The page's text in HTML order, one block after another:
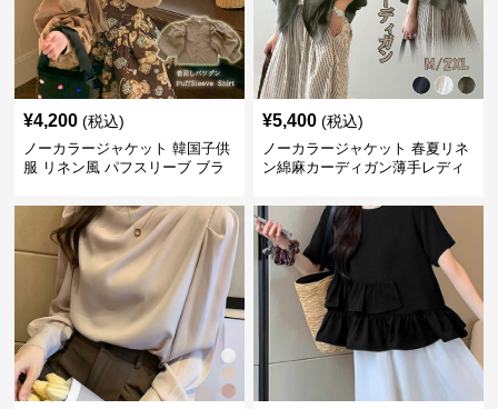
¥4,200 (税込)
ノーカラージャケット 韓国子供
服 リネン風 パフスリーブ ブラ
¥5,400 (税込)
ノーカラージャケット 春夏リネ
ン綿麻カーディガン薄手レディ